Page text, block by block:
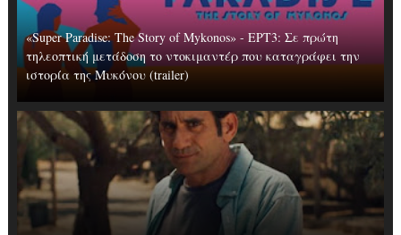
«Super Paradise: The Story of Mykonos» - ΕΡΤ3: Σε πρώτη
τηλεοπτική μετάδοση το ντοκιμαντέρ που καταγράφει την
ιστορία της Μυκόνου (trailer)